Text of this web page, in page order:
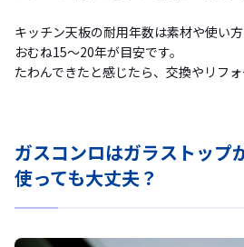
キッチン天板の耐用年数は素材や使い
おむね15～20年が目安です。
たわんできたと感じたら、交換やリフォ
ガスコンロはガラストップ
使っても大丈夫？